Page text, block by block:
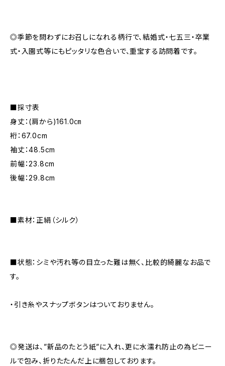
◎季節を問わずにお召しになれる柄行で、結婚式・七五三・卒業
式・入園式等にもピッタリな色合いで、重宝する訪問着です。
■採寸表
身丈：(肩から)161.0㎝
裄：67.0cm
袖丈：48.5cm
前幅：23.8cm
後幅：29.8cm
■素材：正絹（シルク）
■状態：シミや汚れ等の目立った難は無く、比較的綺麗なお品で
す。
・引き糸やスナップボタンはついておりません。
◎発送は、”新品のたとう紙”に入れ、更に水濡れ防止の為ビニー
ルで包み、折りたたんだ上に梱包しております。